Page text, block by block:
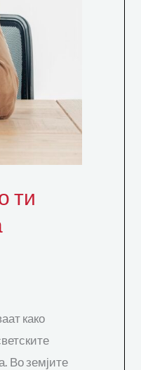
ти
како
Во земјите